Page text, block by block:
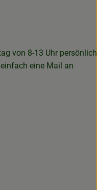
von 8-13 Uhr persönlich
eine Mail an